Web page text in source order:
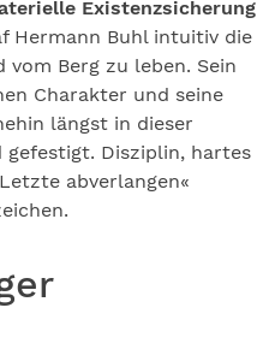
Existenzsicherung
Hermann Buhl intuitiv die
vom Berg zu leben. Sein
Charakter und seine
längst in dieser
gefestigt. Disziplin, hartes
abverlangen«